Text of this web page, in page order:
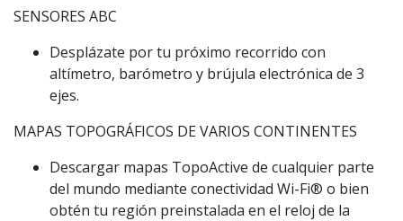
SENSORES ABC
Desplázate por tu próximo recorrido con
altímetro, barómetro y brújula electrónica de 3
ejes.
MAPAS TOPOGRÁFICOS DE VARIOS CONTINENTES
Descargar mapas TopoActive de cualquier parte
del mundo mediante conectividad Wi-Fi® o bien
obtén tu región preinstalada en el reloj de la